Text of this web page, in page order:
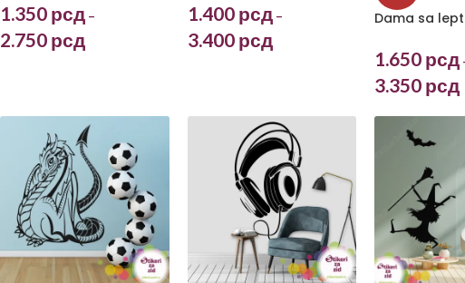
1.350 рсд –
2.750 рсд
1.400 рсд –
3.400 рсд
Dama sa
1.650 рсд
3.350 рсд